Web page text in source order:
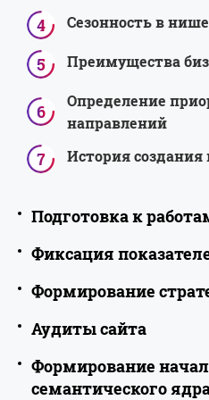
Сезонность в нише
Преимущества
Определение
направлений
История
Подготовка к
Подготовка
работам
Получение
Получение
Проверка
Поиск зеркал
Фиксация
Фиксация
на
старте
работ
Позиции
Трафик
Количество
Google)
Формирование
Формирование
Определение
обращений,
Аудиты сайта
Аудиты
сайта
Поисковый аудит
Формирование
семантического